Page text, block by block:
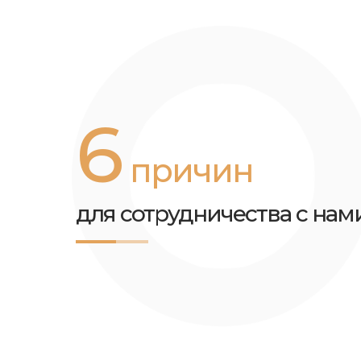
6 причин
для сотрудничества с